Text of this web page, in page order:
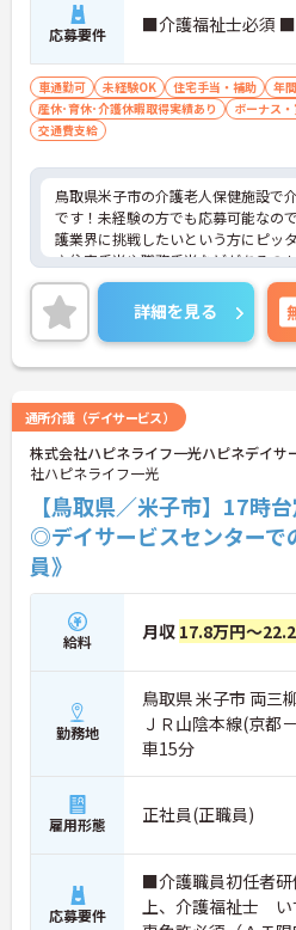
応募要件 ■介護福祉士必須
車通勤可 未経験OK 住宅手当・補助
年
産休･育休･介護休暇取得実績あり
ボーナス
交通費支給
鳥取県米子市の介護老人保健施設で
です！未経験の方でも応募可能なの
護業界に挑戦したいという方にピッ
♪住宅手当や職務手当などがあるの
ント◎ご興味のある方は、面接ポイ
ますので、お気軽にご連絡ください
詳細を見る
通所介護（デイサービス）
株式会社ハピネライフ一光ハピネデイサ
社ハピネライフ一光
【鳥取県／米子市】17時
◎デイサービスセンターで
員》
給料 月収 17.8万円～
勤務地
鳥取県 米子市 両三
ＪＲ山陰本線(京都
車15分
雇用形態 正社員(正職員)
応募要件
■介護職員初任者研
上、介護福祉士